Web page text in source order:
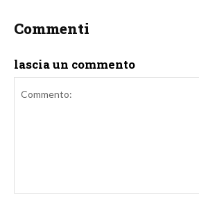
Commenti
lascia un commento